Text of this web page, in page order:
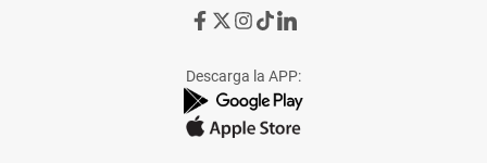
Ir
de
La
Voz
Ir
de
La
Voz
Ir
de
La
Voz
Ir
de
La
Voz
Ir
de
La
Voz
Descarga la APP: